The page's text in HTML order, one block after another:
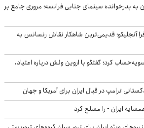
به پدرخوانده سینمای جنایی فرانسه؛ مروری جامع بر
آنجلیکو؛ قدیمی‌ترین شاهکار نقاش رنسانس به
کرد؛ گفتگو با اروین ولش درباره اعتیاد،
ترامپ در قبال ایران برای آمریکا و جهان
ایران - را مسلح کرد